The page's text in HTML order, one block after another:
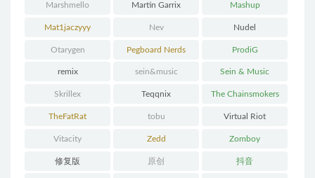
Marshmello Martin Garrix Mashup
Mat1jaczyyy Nev Nudel
Otarygen Pegboard Nerds ProdiG
remix sein&music Sein & Music
Skrillex Teqqnix The Chainsmokers
TheFatRat tobu Virtual Riot
Vitacity Zedd Zomboy
修复版 原创 抖音